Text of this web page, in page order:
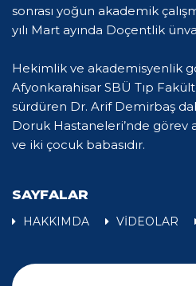
sonrası yoğun akademik
yılı Mart ayında Doçentlik
Hekimlik ve akademisyenlik
Afyonkarahisar SBÜ Tıp
sürdüren Dr. Arif Demirbaş
Doruk Hastaneleri’nde görev
ve iki çocuk babasıdır.
SAYFALAR
HAKKIMDA VİDEOLAR